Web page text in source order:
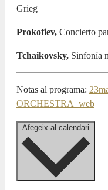
Grieg
Prokofiev, Concierto
Tchaikovsky, Sinfonía
Notas al programa:
ORCHESTRA_web